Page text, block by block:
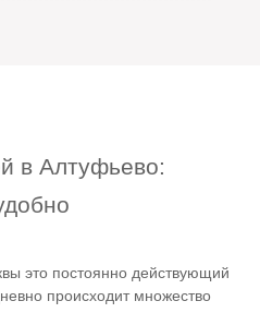
в Алтуфьево:
это постоянно действующий
происходит множество